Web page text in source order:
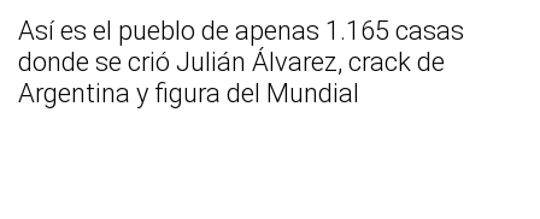
Así es el pueblo de apenas 1.165 casas
donde se crió Julián Álvarez, crack de
Argentina y figura del Mundial